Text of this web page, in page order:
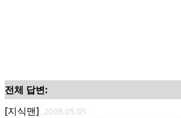
전체 답변:
[지식맨] 2008.05.05